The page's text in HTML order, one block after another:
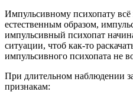
Импульсивному психопату
естественным образом,
импульсивный психопат
ситуации, чтоб как-то
импульсивного психопата не
При длительном наблюдении
признакам: